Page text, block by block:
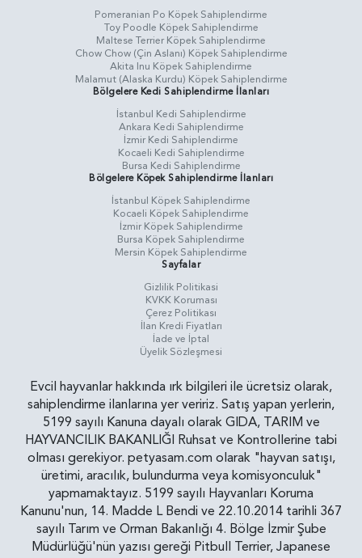
Pomeranian Po Köpek Sahiplendirme
Toy Poodle Köpek Sahiplendirme
Maltese Terrier Köpek Sahiplendirme
Chow Chow (Çin Aslanı) Köpek Sahiplendirme
Akita Inu Köpek Sahiplendirme
Malamut (Alaska Kurdu) Köpek Sahiplendirme
Bölgelere Kedi Sahiplendirme İlanları
İstanbul Kedi Sahiplendirme
Ankara Kedi Sahiplendirme
İzmir Kedi Sahiplendirme
Kocaeli Kedi Sahiplendirme
Bursa Kedi Sahiplendirme
Bölgelere Köpek Sahiplendirme İlanları
İstanbul Köpek Sahiplendirme
Kocaeli Köpek Sahiplendirme
İzmir Köpek Sahiplendirme
Bursa Köpek Sahiplendirme
Mersin Köpek Sahiplendirme
Sayfalar
Gizlilik Politikasi
KVKK Koruması
Çerez Politikası
İlan Kredi Fiyatları
İade ve İptal
Üyelik Sözleşmesi
Evcil hayvanlar hakkında ırk bilgileri ile ücretsiz olarak,
sahiplendirme ilanlarına yer veririz. Satış yapan yerlerin,
5199 sayılı Kanuna dayalı olarak GIDA, TARIM ve
HAYVANCILIK BAKANLIĞI Ruhsat ve Kontrollerine tabi
olması gerekiyor. petyasam.com olarak "hayvan satışı,
üretimi, aracılık, bulundurma veya komisyonculuk"
yapmamaktayız. 5199 sayılı Hayvanları Koruma
Kanunu'nun, 14. Madde L Bendi ve 22.10.2014 tarihli 367
sayılı Tarım ve Orman Bakanlığı 4. Bölge İzmir Şube
Müdürlüğü'nün yazısı gereği Pitbull Terrier, Japanese